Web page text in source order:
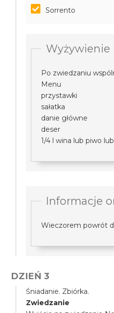
Sorrento
Wyżywienie
Po zwiedzaniu
Menu
przystawki
sałatka
danie główne
deser
1/4 l wina lub piwo
Informacje
Wieczorem powrót
DZIEŃ 3
Śniadanie. Zbiórka.
Zwiedzanie